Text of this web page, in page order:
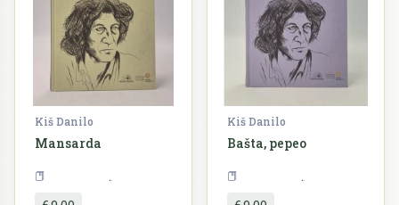
Kiš Danilo
Mansarda
Kiš Danilo
Bašta, pepeo